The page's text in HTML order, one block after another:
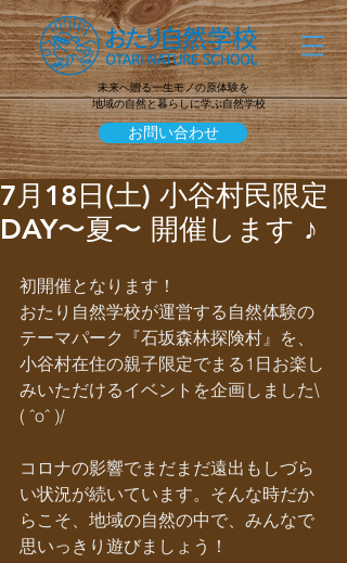
未来へ贈る一生モノの原体験を
地域の自然と暮らしに学ぶ自然学校
お問い合わせ
7月18日(土) 小谷村民限定
DAY〜夏〜 開催します ♪
初開催となります！
おたり自然学校が運営する自然体験の
テーマパーク『石坂森林探険村』を、
小谷村在住の親子限定でまる1日お楽し
みいただけるイベントを企画しました\
( ˆoˆ )/
コロナの影響でまだまだ遠出もしづら
い状況が続いています。そんな時だか
らこそ、地域の自然の中で、みんなで
思いっきり遊びましょう！